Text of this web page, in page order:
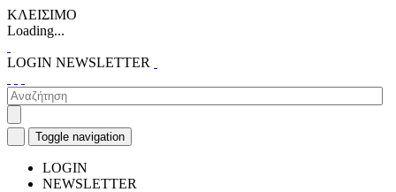
ΚΛΕΙΣΙΜΟ
Loading...
LOGIN NEWSLETTER
Toggle navigation
LOGIN
NEWSLETTER